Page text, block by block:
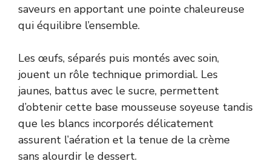
saveurs en apportant une pointe chaleureuse
qui équilibre l’ensemble.
Les œufs, séparés puis montés avec soin,
jouent un rôle technique primordial. Les
jaunes, battus avec le sucre, permettent
d’obtenir cette base mousseuse soyeuse tandis
que les blancs incorporés délicatement
assurent l’aération et la tenue de la crème
sans alourdir le dessert.